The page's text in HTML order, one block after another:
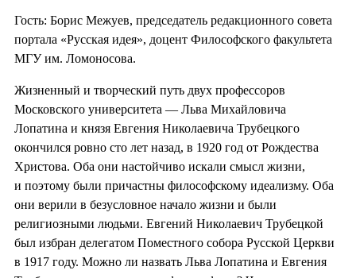
Гость: Борис Межуев, председатель редакционного совета
портала «Русская идея», доцент Философского факультета
МГУ им. Ломоносова.
Жизненный и творческий путь двух профессоров
Московского университета — Льва Михайловича
Лопатина и князя Евгения Николаевича Трубецкого
окончился ровно сто лет назад, в 1920 год от Рождества
Христова. Оба они настойчиво искали смысл жизни,
и поэтому были причастны философскому идеализму. Оба
они верили в безусловное начало жизни и были
религиозными людьми. Евгений Николаевич Трубецкой
был избран делегатом Поместного собора Русской Церкви
в 1917 году. Можно ли назвать Льва Лопатина и Евгения